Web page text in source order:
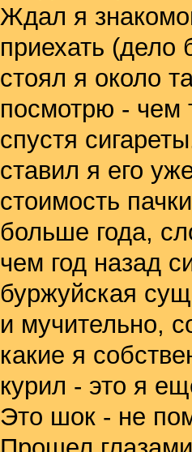
Ждал я
приехать
стоял я около
посмотрю - чем
спустя
ставил я его
стоимость
больше года,
чем год назад
буржуйская
и мучительно,
какие я
курил - это я
Это шок - не